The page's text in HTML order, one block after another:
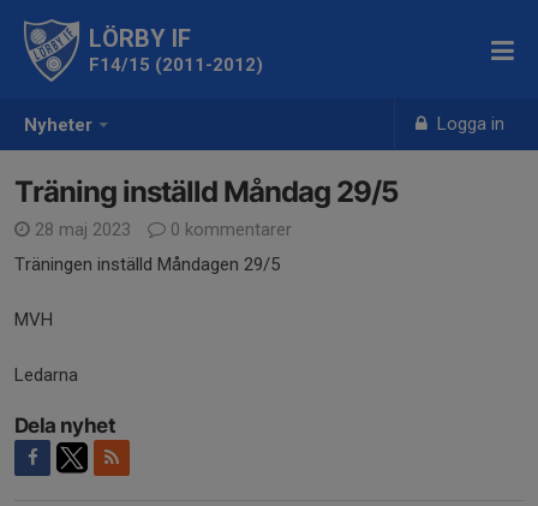
Nyheter Logga in
LÖRBY IF
F14/15 (2011-2012)
Träning inställd Måndag 29/5
28 maj 2023
0 kommentarer
Träningen inställd Måndagen 29/5
MVH
Ledarna
Dela nyhet